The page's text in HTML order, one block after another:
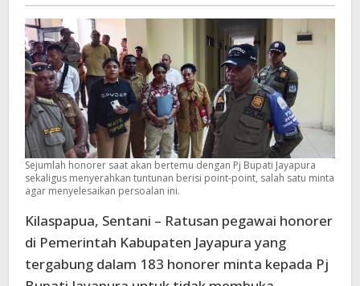
CPNS
Tahun
2024
Sejumlah honorer saat akan bertemu dengan Pj Bupati Jayapura
sekaligus menyerahkan tuntunan berisi point-point, salah satu minta
agar menyelesaikan persoalan ini.
Kilaspapua, Sentani – Ratusan pegawai honorer
di Pemerintah Kabupaten Jayapura yang
tergabung dalam 183 honorer minta kepada Pj